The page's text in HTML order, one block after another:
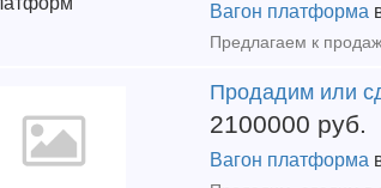
Вагон платформа
Продадим или
2100000 руб.
Вагон платформа